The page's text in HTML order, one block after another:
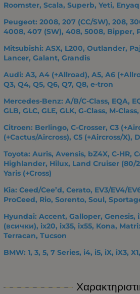
Roomster, Scala, Superb, Yeti, Enyaq
Peugeot: 2008, 207 (CC/SW), 208,
4008, 407 (SW), 408, 5008, Bipper,
Mitsubishi: ASX, L200, Outlander,
Lancer, Galant, Grandis
Audi: A3, A4 (+Allroad), A5, A6
Q3, Q4, Q5, Q6, Q7, Q8, e-tron
Mercedes-Benz: A/B/C-Class, EQA,
GLB, GLC, GLE, GLK, G-Class, M-
Citroen: Berlingo, C-Crosser, C3
(+Cactus/Aircross), C5 (+Aircross/X),
Toyota: Auris, Avensis, bZ4X, C-HR,
Highlander, Hilux, Land Cruiser (80/
Yaris (+Cross)
Kia: Ceed/Cee’d, Cerato, EV3/EV4/
ProCeed, Rio, Sorento, Soul,
Hyundai: Accent, Galloper, Genesis,
(всички), ix20, ix35, ix55, Kona,
Terracan, Tucson
BMW: 1, 3, 5, 7 Series, i4, i5, iX, iX3,